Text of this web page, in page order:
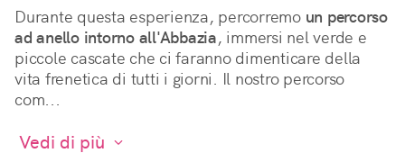
Durante questa esperienza, percorremo un percorso
ad anello intorno all'Abbazia, immersi nel verde e
piccole cascate che ci faranno dimenticare della
vita frenetica di tutti i giorni. Il nostro percorso
com...